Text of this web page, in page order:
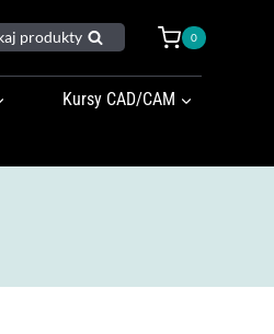
produkty 0
Kursy CAD/CAM